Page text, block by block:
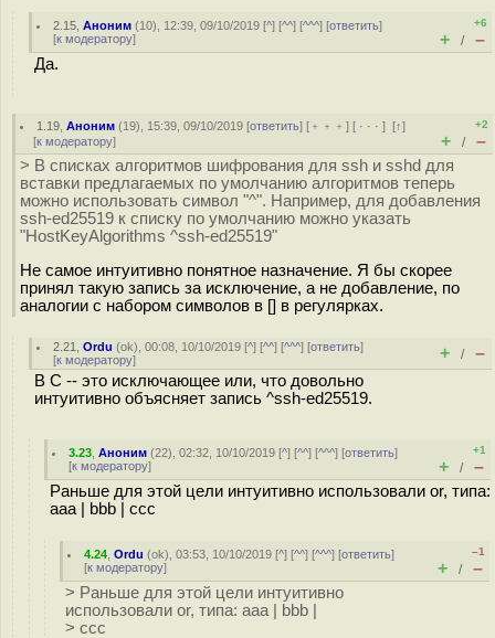
2.15 ,Аноним (10), 12:39, 09/10/2019 [^] [^^] [^^^] [ответить]
[к модератору]
+6
+ / –
Да.
1.19 ,Аноним (19), 15:39, 09/10/2019 [ответить] [ ﹢﹢﹢] [ · · ·][↑]
[к модератору]
+2
+ / –
> В списках алгоритмов шифрования для ssh и sshd для
вставки предлагаемых по умолчанию алгоритмов теперь
можно использовать символ "^". Например, для добавления
ssh-ed25519 к списку по умолчанию можно указать
"HostKeyAlgorithms ^ssh-ed25519"
Не самое интуитивно понятное назначение. Я бы скорее
принял такую запись за исключение, а не добавление, по
аналогии с набором символов в [] в регулярках.
2.21 ,Ordu (ok), 00:08, 10/10/2019 [^] [^^] [^^^] [ответить]
[к модератору] + / –
В C -- это исключающее или, что довольно
интуитивно объясняет запись ^ssh-ed25519.
3.23 ,Аноним (22), 02:32, 10/10/2019 [^] [^^] [^^^] [ответить]
[к модератору]
+1
+ / –
Раньше для этой цели интуитивно использовали or, типа:
aaa | bbb | ccc
4.24 ,Ordu (ok), 03:53, 10/10/2019 [^] [^^] [^^^] [ответить]
[к модератору]
–1
+ / –
> Раньше для этой цели интуитивно
использовали or, типа: aaa | bbb |
> ccc